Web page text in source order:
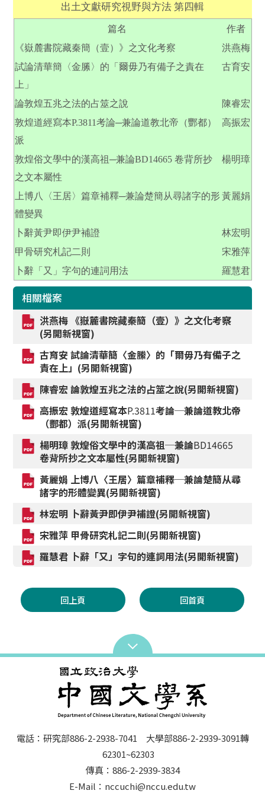
出土文獻研究視野與方法 第四輯
篇名
作者
《嶽麓書院藏秦簡（壹）》之文化考察
洪燕梅
試論清華簡〈金縢〉的「爾毋乃有備子之責在
上」
古育安
論敦煌五兆之法的占筮之說
陳睿宏
敦煌道經寫本P.3811考論─兼論道教北帝（酆都）
派
高振宏
敦煌俗文學中的漢高祖─兼論BD14665 卷背所抄
之文本屬性
楊明璋
上博八〈王居〉篇章補釋─兼論楚簡从尋諸字的形
體變異
黃麗娟
卜辭黃尹即伊尹補證
林宏明
甲骨研究札記二則
宋雅萍
卜辭「又」字句的連詞用法
羅慧君
相關檔案
洪燕梅 《嶽麓書院藏秦簡（壹）》之文化考察
(另開新視窗)
古育安 試論清華簡〈金縢〉的「爾毋乃有備子之
責在上」(另開新視窗)
陳睿宏 論敦煌五兆之法的占筮之說(另開新視窗)
高振宏 敦煌道經寫本P.3811考論─兼論道教北帝
（酆都）派(另開新視窗)
楊明璋 敦煌俗文學中的漢高祖─兼論BD14665
卷背所抄之文本屬性(另開新視窗)
黃麗娟 上博八〈王居〉篇章補釋─兼論楚簡从尋
諸字的形體變異(另開新視窗)
林宏明 卜辭黃尹即伊尹補證(另開新視窗)
宋雅萍 甲骨研究札記二則(另開新視窗)
羅慧君 卜辭「又」字句的連詞用法(另開新視窗)
回上頁 回首頁
電話：研究部886-2-2938-7041 大學部886-2-2939-3091轉
62301~62303
傳真：886-2-2939-3834
E-Mail：nccuchi@nccu.edu.tw